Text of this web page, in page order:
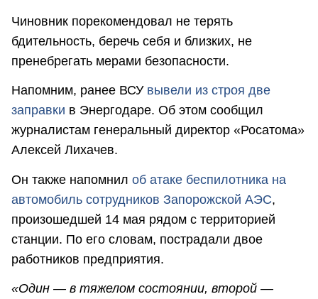
Чиновник порекомендовал не терять
бдительность, беречь себя и близких, не
пренебрегать мерами безопасности.
Напомним, ранее ВСУ вывели из строя две
заправки в Энергодаре. Об этом сообщил
журналистам генеральный директор «Росатома»
Алексей Лихачев.
Он также напомнил об атаке беспилотника на
автомобиль сотрудников Запорожской АЭС,
произошедшей 14 мая рядом с территорией
станции. По его словам, пострадали двое
работников предприятия.
«Один — в тяжелом состоянии, второй —